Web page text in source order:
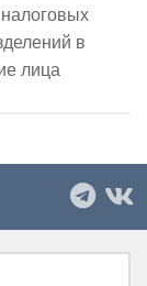
в
лица